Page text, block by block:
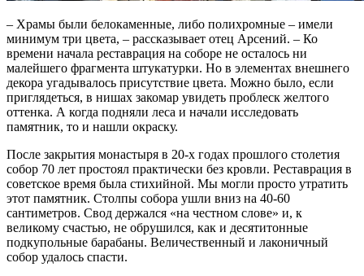
– Храмы были белокаменные, либо полихромные – имели
минимум три цвета, – рассказывает отец Арсений. – Ко
времени начала реставрация на соборе не осталось ни
малейшего фрагмента штукатурки. Но в элементах внешнего
декора угадывалось присутствие цвета. Можно было, если
приглядеться, в нишах закомар увидеть проблеск желтого
оттенка. А когда подняли леса и начали исследовать
памятник, то и нашли окраску.
После закрытия монастыря в 20-х годах прошлого столетия
собор 70 лет простоял практически без кровли. Реставрация в
советское время была стихийной. Мы могли просто утратить
этот памятник. Столпы собора ушли вниз на 40-60
сантиметров. Свод держался «на честном слове» и, к
великому счастью, не обрушился, как и десятитонные
подкупольные барабаны. Величественный и лаконичный
собор удалось спасти.